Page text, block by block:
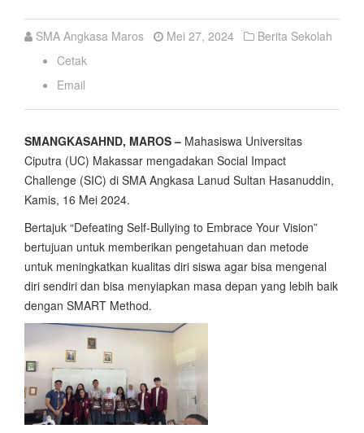
SMA Angkasa Maros Mei 27, 2024
Berita Sekolah
Cetak
Email
SMANGKASAHND, MAROS – Mahasiswa Universitas
Ciputra (UC) Makassar mengadakan Social Impact
Challenge (SIC) di SMA Angkasa Lanud Sultan Hasanuddin,
Kamis, 16 Mei 2024.
Bertajuk “Defeating Self-Bullying to Embrace Your Vision”
bertujuan untuk memberikan pengetahuan dan metode
untuk meningkatkan kualitas diri siswa agar bisa mengenal
diri sendiri dan bisa menyiapkan masa depan yang lebih baik
dengan SMART Method.